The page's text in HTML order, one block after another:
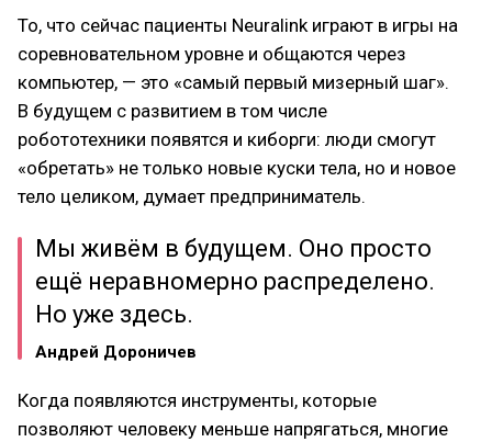
То, что сейчас пациенты Neuralink играют в игры на
соревновательном уровне и общаются через
компьютер, — это «самый первый мизерный шаг».
В будущем с развитием в том числе
робототехники появятся и киборги: люди смогут
«обретать» не только новые куски тела, но и новое
тело целиком, думает предприниматель.
Мы живём в будущем. Оно просто
ещё неравномерно распределено.
Но уже здесь.
Андрей Дороничев
Когда появляются инструменты, которые
позволяют человеку меньше напрягаться, многие